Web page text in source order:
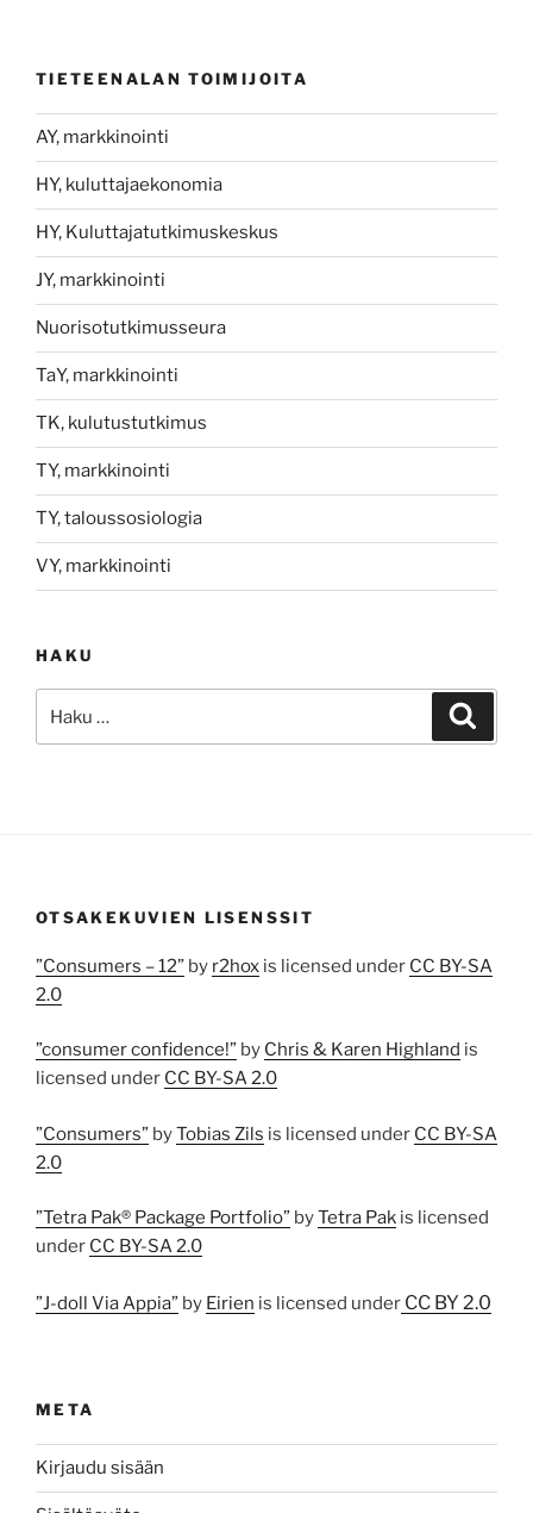
TIETEENALAN TOIMIJOITA
AY, markkinointi
HY, kuluttajaekonomia
HY, Kuluttajatutkimuskeskus
JY, markkinointi
Nuorisotutkimusseura
TaY, markkinointi
TK, kulutustutkimus
TY, markkinointi
TY, taloussosiologia
VY, markkinointi
HAKU
OTSAKEKUVIEN LISENSSIT
”Consumers – 12” by r2hox is licensed under CC BY-SA
2.0
”consumer confidence!” by Chris & Karen Highland is
licensed under CC BY-SA 2.0
”Consumers” byTobias Zils is licensed under CC BY-SA
2.0
”Tetra Pak® Package Portfolio” byTetra Pak is licensed
under CC BY-SA 2.0
”J-doll Via Appia” by Eirien is licensed under CC BY 2.0
META
Kirjaudu sisään